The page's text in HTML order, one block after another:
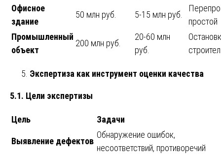
Офисное
здание
50 млн руб. 5-15 млн руб.
простой
Промышленный
объект
200 млн руб.
20-60 млн
руб.
Экспертиза как инструмент оценки качества
5.1. Цели экспертизы
Цель Задачи
Выявление дефектов
Обнаружение ошибок,
несоответствий, противоречий